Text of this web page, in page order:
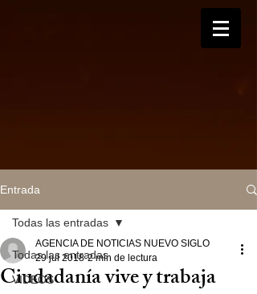
Entrada
Todas las entradas
VIDEOS
Todas las entradas
Ciudadanía vive y trabaja
AGENCIA DE NOTICIAS NUEVO SIGLO
29 jul 2018 2 min de lectura